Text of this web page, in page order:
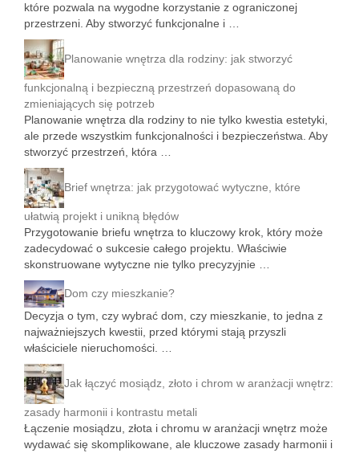
które pozwala na wygodne korzystanie z ograniczonej
przestrzeni. Aby stworzyć funkcjonalne i …
Planowanie wnętrza dla rodziny: jak stworzyć
funkcjonalną i bezpieczną przestrzeń dopasowaną do
zmieniających się potrzeb
Planowanie wnętrza dla rodziny to nie tylko kwestia estetyki,
ale przede wszystkim funkcjonalności i bezpieczeństwa. Aby
stworzyć przestrzeń, która …
Brief wnętrza: jak przygotować wytyczne, które
ułatwią projekt i unikną błędów
Przygotowanie briefu wnętrza to kluczowy krok, który może
zadecydować o sukcesie całego projektu. Właściwie
skonstruowane wytyczne nie tylko precyzyjnie …
Dom czy mieszkanie?
Decyzja o tym, czy wybrać dom, czy mieszkanie, to jedna z
najważniejszych kwestii, przed którymi stają przyszli
właściciele nieruchomości. …
Jak łączyć mosiądz, złoto i chrom w aranżacji wnętrz:
zasady harmonii i kontrastu metali
Łączenie mosiądzu, złota i chromu w aranżacji wnętrz może
wydawać się skomplikowane, ale kluczowe zasady harmonii i